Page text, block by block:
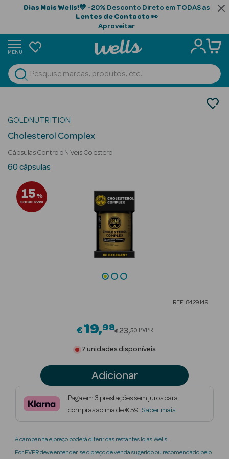
Dias Mais Wells!💙 -20% Desconto Direto em TODAS as
Lentes de Contacto👀
Aproveitar
MENU
Ver Tudo
Beauty Season
Cabelo
Beauty Season
Beauty Season
Cosmética
Beauty Season
Beauty Season
Beauty Season
Beauty Season
Aminoácidos
GOLDNUTRITION
Cholesterol Complex
Cápsulas Controlo Níveis Colesterol
60 cápsulas
15%
SOBRE PVPR
REF: 8429149
€19 98Price reduced from
€23 50 PVPR
7 unidades disponíveis
Adicionar
Paga em 3 prestações sem juros para
compras acima de € 59. Saber mais
A campanha e preço poderá diferir das restantes lojas Wells.
Por PVPR deve entender-se o preço de venda sugerido ou recomendado pelo